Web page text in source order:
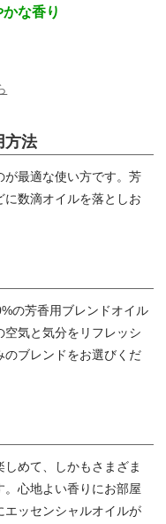
な香り
方法
が最適な使い方です。芳
数滴オイルを落としお
の芳香用ブレンドオイル
気と気分をリフレッシ
のブレンドをお選びくだ
めて、しかもさまざま
心地よい香りにお部屋
エッセンシャルオイルが